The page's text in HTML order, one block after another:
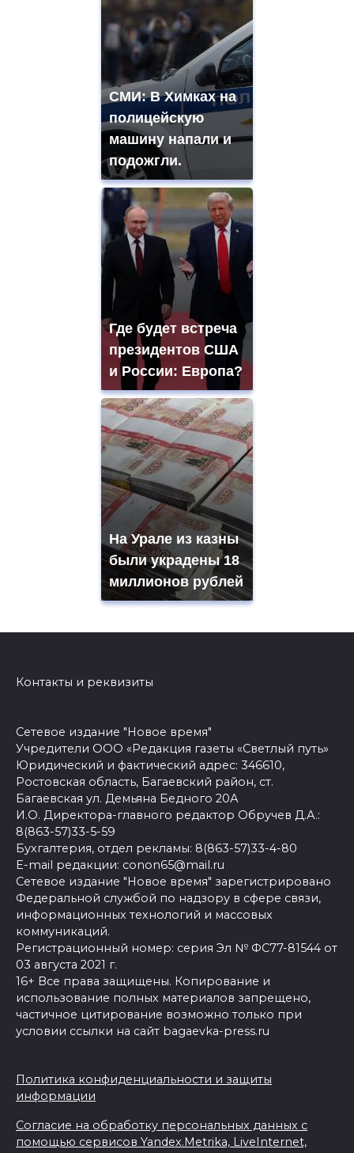
СМИ: В Химках на
полицейскую
машину напали и
подожгли.
Где будет встреча
президентов США
и России: Европа?
На Урале из казны
были украдены 18
миллионов рублей
Контакты и реквизиты
Сетевое издание "Новое время"
Учредители ООО «Редакция газеты «Светлый путь»
Юридический и фактический адрес: 346610,
Ростовская область, Багаевский район, ст.
Багаевская ул. Демьяна Бедного 20А
И.О. Директора-главного редактор Обручев Д.А.:
8(863-57)33-5-59
Бухгалтерия, отдел рекламы: 8(863-57)33-4-80
E-mail редакции: conon65@mail.ru
Сетевое издание "Новое время" зарегистрировано
Федеральной службой по надзору в сфере связи,
информационных технологий и массовых
коммуникаций.
Регистрационный номер: серия Эл № ФС77-81544 от
03 августа 2021 г.
16+ Все права защищены. Копирование и
использование полных материалов запрещено,
частичное цитирование возможно только при
условии ссылки на сайт bagaevka-press.ru
Политика конфиденциальности и защиты
информации
Согласие на обработку персональных данных с
помощью сервисов Yandex.Metrika, LiveInternet,